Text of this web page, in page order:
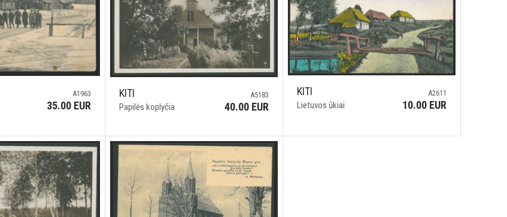
A1963
35.00 EUR
KITI
Papilės koplyčia
A5183
40.00 EUR
KITI
Lietuvos ūkiai
A2611
10.00 EUR